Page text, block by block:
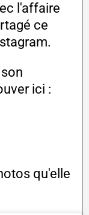
l'affaire
ce
ici :
qu'elle